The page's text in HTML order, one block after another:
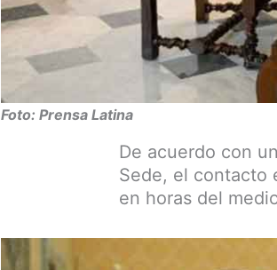
Foto: Prensa Latina
De acuerdo con
Sede, el contacto
en horas del